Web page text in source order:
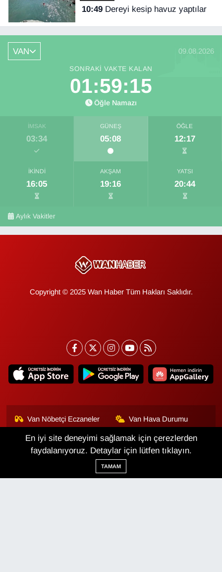
10:49 Dereyi kesip havuz yaptılar
VAN 09.08.2026
SONRAKI VAKTE KALAN
01:59:14
Öğle Namazı
İMSAK
03:34
GÜNEŞ
05:08
ÖĞLE
12:17
İKINDI
16:05
AKŞAM
19:16
YATSI
20:44
Aylık Vakitler
Copyright © 2025 Wan Haber Tüm Hakları Saklıdır.
Van Nöbetçi Eczaneler Van Hava Durumu
Van Namaz Vakitleri
Van Trafik Yoğunluk
Haritası
Puan Durumu ve Fikstür
En iyi site deneyimi sağlamak için çerezlerden
faydalanıyoruz. Detaylar için lütfen tıklayın.
TAMAM